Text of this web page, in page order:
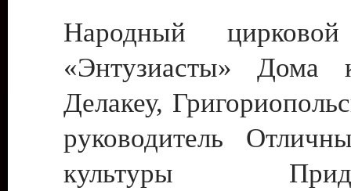
Народный цирковой
«Энтузиасты» Дома
Делакеу,
руководитель
культуры